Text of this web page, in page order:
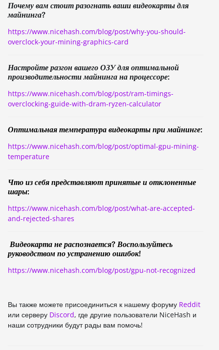
Почему вам стоит разогнать ваши видеокарты для
майнинга?
https://www.nicehash.com/blog/post/why-you-should-
overclock-your-mining-graphics-card
Настройте разгон вашего ОЗУ для оптимальной
производительности майнинга на процессоре:
https://www.nicehash.com/blog/post/ram-timings-
overclocking-guide-with-dram-ryzen-calculator
Оптимальная температура видеокарты при майнинге:
https://www.nicehash.com/blog/post/optimal-gpu-mining-
temperature
Что из себя представляют принятые и отклоненные
шары:
https://www.nicehash.com/blog/post/what-are-accepted-
and-rejected-shares
Видеокарта не распознается? Воспользуйтесь
руководством по устранению ошибок!
https://www.nicehash.com/blog/post/gpu-not-recognized
Вы также можете присоединиться к нашему форуму Reddit
или серверу Discord, где другие пользователи NiceHash и
наши сотрудники будут рады вам помочь!